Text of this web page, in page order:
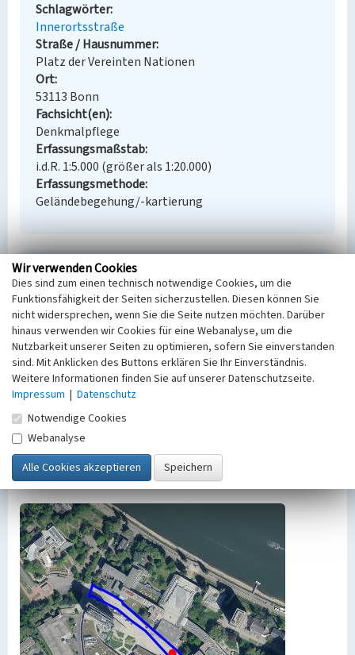
Schlagwörter
Innerortsstraße
Straße / Hausnummer
Platz der Vereinten Nationen
Ort
53113 Bonn
Fachsicht(en)
Denkmalpflege
Erfassungsmaßstab
i.d.R. 1:5.000 (größer als 1:20.000)
Erfassungsmethode
Geländebegehung/-kartierung
Empfohlene Zitierweise
Urheberrechtlicher Hinweis
Der hier präsentierte Inhalt ist urheberrechtlich
geschützt. Die angezeigten Medien unterliegen
möglicherweise zusätzlichen urheberrechtlichen
Bedingungen, die an diesen ausgewiesen sind.
Empfohlene Zitierweise
„Platz der Vereinten Nationen in Bonn”. In: KuLaDig,
Kultur.Landschaft.Digital. URL:
https://www.kuladig.de/Objektansicht/O-125253-
20150520-3(Abgerufen: 8. August 2026)
Wir verwenden Cookies
Dies sind zum einen technisch notwendige Cookies, um die
Funktionsfähigkeit der Seiten sicherzustellen. Diesen können Sie
nicht widersprechen, wenn Sie die Seite nutzen möchten. Darüber
hinaus verwenden wir Cookies für eine Webanalyse, um die
Nutzbarkeit unserer Seiten zu optimieren, sofern Sie einverstanden
sind. Mit Anklicken des Buttons erklären Sie Ihr Einverständnis.
Weitere Informationen finden Sie auf unserer Datenschutzseite.
Impressum | Datenschutz
Notwendige Cookies
Webanalyse